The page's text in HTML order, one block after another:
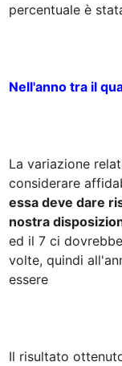
percentuale è
Nell'anno tra il
La variazione
essa deve dare
nostra
ed il 7 ci
volte, quindi
essere
Il risultato